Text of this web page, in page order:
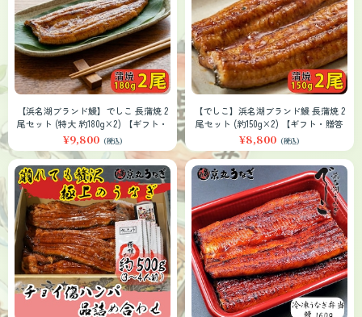
【浜名湖ブランド鰻】でしこ 長蒲焼 2
尾セット (特大 約180g×2) 【ギフト・
贈答対応】
¥9,800 (税込)
【でしこ】浜名湖ブランド鰻 長蒲焼 2
尾セット (約150g×2) 【ギフト・贈答
対応】
¥8,800 (税込)